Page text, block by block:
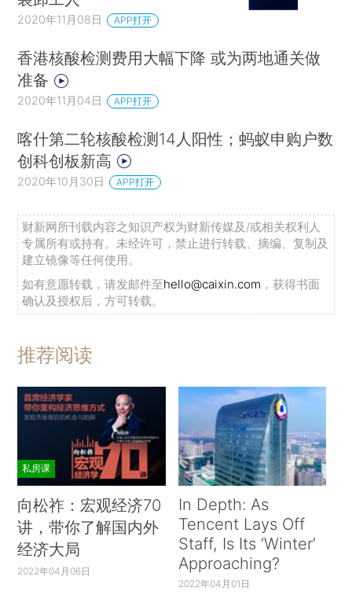
2020年11月08日 APP打开
香港核酸检测费用大幅下降 或为两地通关做
准备
2020年11月04日 APP打开
喀什第二轮核酸检测14人阳性；蚂蚁申购户数
创科创板新高
2020年10月30日 APP打开
财新网所刊载内容之知识产权为财新传媒及/或相关权利人
专属所有或持有。未经许可，禁止进行转载、摘编、复制及
建立镜像等任何使用。
如有意愿转载，请发邮件至hello@caixin.com ，获得书面
确认及授权后，方可转载。
推荐阅读
私房课
向松祚：宏观经济70
讲，带你了解国内外
经济大局
2022年04月06日
In Depth: As
Tencent Lays Off
Staff, Is Its ‘Winter’
Approaching?
2022年04月01日